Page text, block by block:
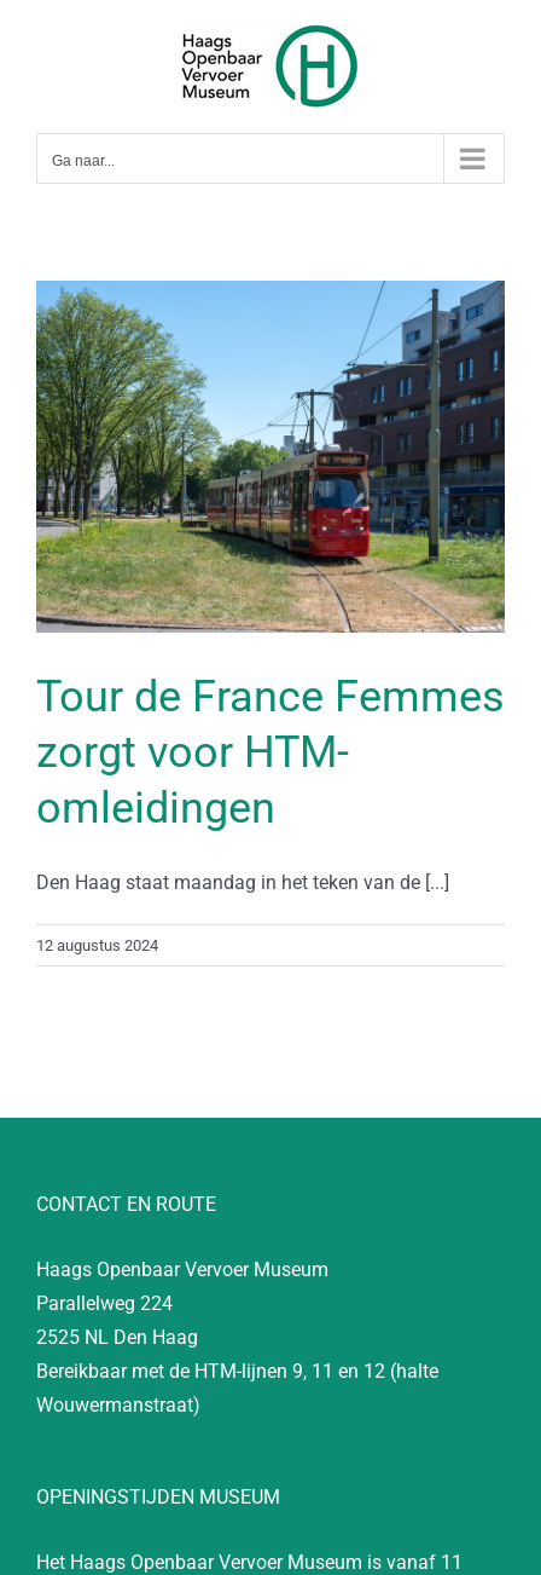
Ga naar...
Tour de France Femmes
zorgt voor HTM-
omleidingen
Den Haag staat maandag in het teken van de [...]
12 augustus 2024
CONTACT EN ROUTE
Haags Openbaar Vervoer Museum
Parallelweg 224
2525 NL Den Haag
Bereikbaar met de HTM-lijnen 9, 11 en 12 (halte
Wouwermanstraat)
OPENINGSTIJDEN MUSEUM
Het Haags Openbaar Vervoer Museum is vanaf 11